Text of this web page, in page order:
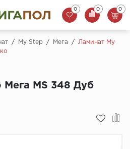
0 0 0
/ My Step / Мега /
Ламинат My
Мега MS 348 Дуб